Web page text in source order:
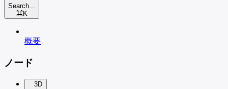
Search...
⌘K
概要
ノード
3D